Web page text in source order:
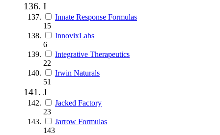
I
Innate Response Formulas
15
InnovixLabs
6
Integrative Therapeutics
22
Irwin Naturals
51
J
Jacked Factory
23
Jarrow Formulas
143